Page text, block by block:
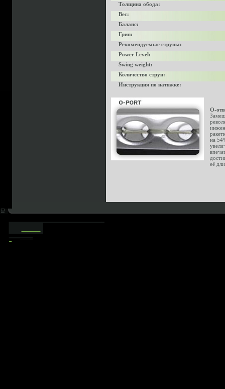
Толщина обода:
Вес:
Баланс:
Грип:
Рекомендуемые струны:
Power Level:
Swing weight:
Количество струн:
Инструкция по натяжке:
О-
на
её